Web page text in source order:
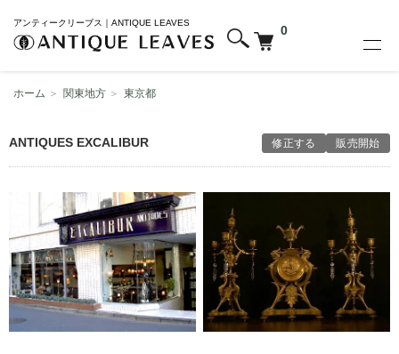
アンティークリーブス｜ANTIQUE LEAVES
0
ホーム ＞ 関東地方 ＞ 東京都
ANTIQUES EXCALIBUR 修正する 販売開始